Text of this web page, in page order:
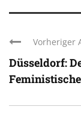
Vorheriger
Düsseldorf: